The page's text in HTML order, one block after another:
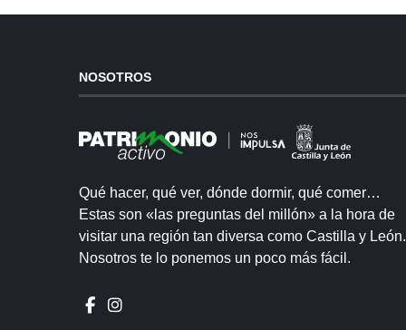
NOSOTROS
Qué hacer, qué ver, dónde dormir, qué comer…
Estas son «las preguntas del millón» a la hora de
visitar una región tan diversa como Castilla y León.
Nosotros te lo ponemos un poco más fácil.